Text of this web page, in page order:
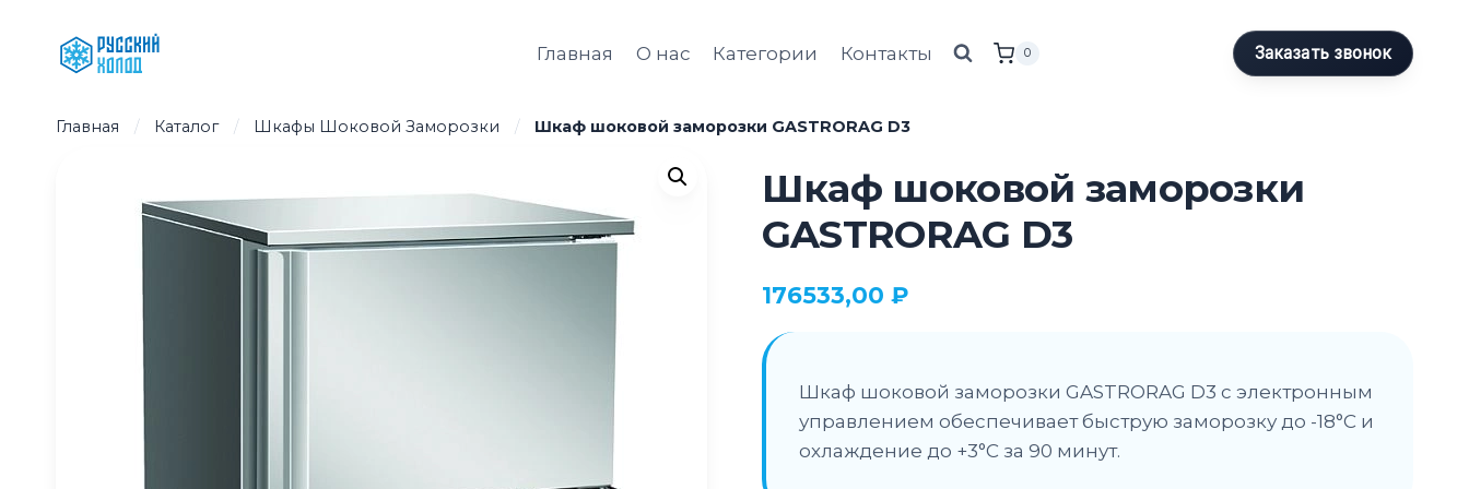
содержимому
Главная О нас Категории Контакты 0 Заказать звонок
Главная / Каталог / Шкафы Шоковой Заморозки / Шкаф шоковой заморозки GASTRORAG D3
Шкаф шоковой заморозки
GASTRORAG D3
176533,00 ₽
Шкаф шоковой заморозки GASTRORAG D3 с электронным
управлением обеспечивает быструю заморозку до -18°C и
охлаждение до +3°C за 90 минут.